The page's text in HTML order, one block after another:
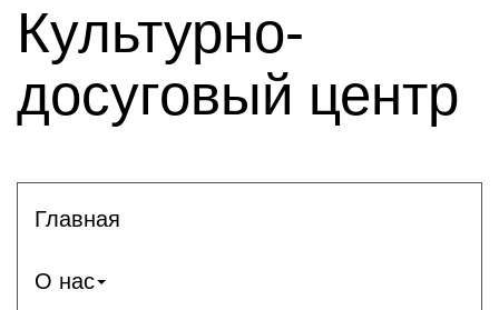
Культурно-
досуговый центр
Главная
О нас